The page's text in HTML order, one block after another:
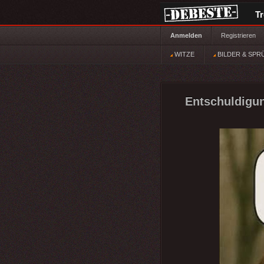
Anmelden Registrieren
WITZE BILDER &